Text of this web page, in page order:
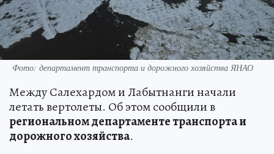
Фото: департамент транспорта и дорожного хозяйства ЯНАО
Между Салехардом и Лабытнанги начали
летать вертолеты. Об этом сообщили в
региональном департаменте транспорта и
дорожного хозяйства.